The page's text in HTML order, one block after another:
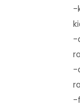
-
-
-
-